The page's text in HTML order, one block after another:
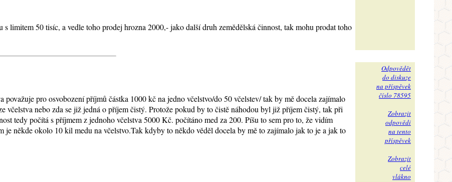
limitem 50 tisíc, a vedle toho prodej hrozna 2000,- jako další druh zemědělská činnost, tak mohu prodat toho
pro osvobození příjmů částka 1000 kč na jedno včelstvo/do 50 včelstev/ tak by mě docela zajímalo
včelstva nebo zda se již jedná o příjem čistý. Protože pokud by to čistě náhodou byl již příjem čistý, tak při
tedy počítá s příjmem z jednoho včelstva 5000 Kč. počítáno med za 200. Píšu to sem pro to, že vidím
někde okolo 10 kil medu na včelstvo.Tak kdyby to někdo věděl docela by mě to zajímalo jak to je a jak to
Odpovědět
do diskuze
na příspěvek
číslo 78595
Zobrazit
odpovědi
na tento
příspěvek
Zobrazit
celé
vlákno